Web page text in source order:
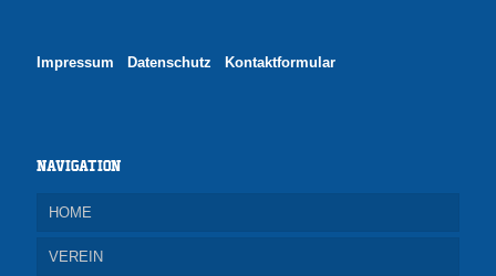
Impressum Datenschutz Kontaktformular
Navigation
HOME
VEREIN